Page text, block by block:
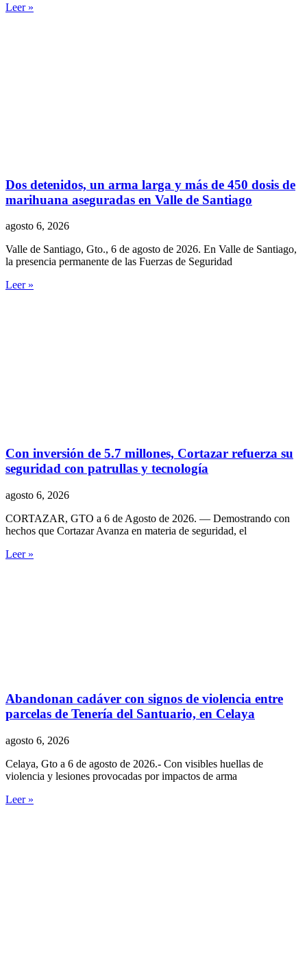
Leer »
Dos detenidos, un arma larga y más de 450 dosis de
marihuana aseguradas en Valle de Santiago
agosto 6, 2026
Valle de Santiago, Gto., 6 de agosto de 2026. En Valle de Santiago,
la presencia permanente de las Fuerzas de Seguridad
Leer »
Con inversión de 5.7 millones, Cortazar refuerza su
seguridad con patrullas y tecnología
agosto 6, 2026
CORTAZAR, GTO a 6 de Agosto de 2026. — Demostrando con
hechos que Cortazar Avanza en materia de seguridad, el
Leer »
Abandonan cadáver con signos de violencia entre
parcelas de Tenería del Santuario, en Celaya
agosto 6, 2026
Celaya, Gto a 6 de agosto de 2026.- Con visibles huellas de
violencia y lesiones provocadas por impactos de arma
Leer »